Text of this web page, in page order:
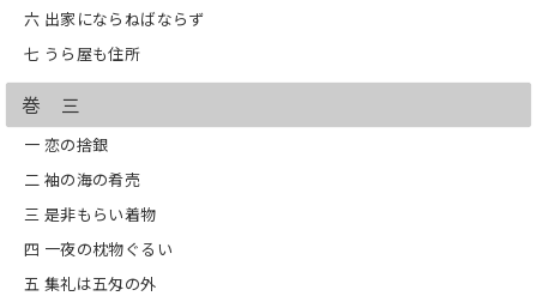
六 出家にならねばならず
七 うら屋も住所
巻 三
一 恋の捨銀
二 袖の海の肴売
三 是非もらい着物
四 一夜の枕物ぐるい
五 集礼は五匁の外